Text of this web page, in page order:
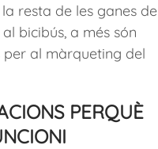
resta de les ganes de
bicibús, a més són
per al màrqueting del
PERQUÈ